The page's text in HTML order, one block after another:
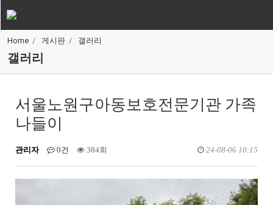
Home 게시판 갤러리
갤러리
서울노원구아동보호전문기관 가족
나들이
관리자 0건 384회 24-08-06 10:15